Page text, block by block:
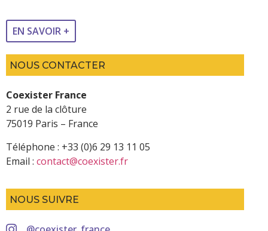
EN SAVOIR +
NOUS CONTACTER
Coexister France
2 rue de la clôture
75019 Paris – France
Téléphone : +33 (0)6 29 13 11 05
Email : contact@coexister.fr
NOUS SUIVRE